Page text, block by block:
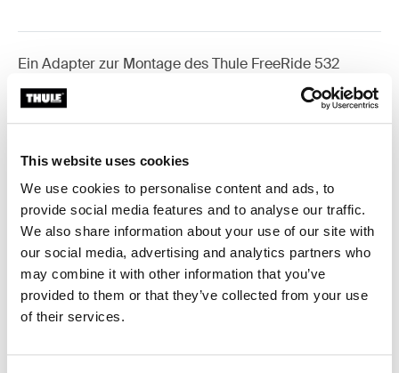
This website uses cookies
We use cookies to personalise content and ads, to
provide social media features and to analyse our traffic.
We also share information about your use of our site with
our social media, advertising and analytics partners who
may combine it with other information that you’ve
provided to them or that they’ve collected from your use
of their services.
Ein Adapter zur Montage des Thule FreeRide 532
Fahrradträgers direkt in der T-Nut (20x20 mm) einer
Aluminium-Traverse.
Toggle techspec
Technische Daten
Toggle guides and instructions
Anleitung
Bewertungen